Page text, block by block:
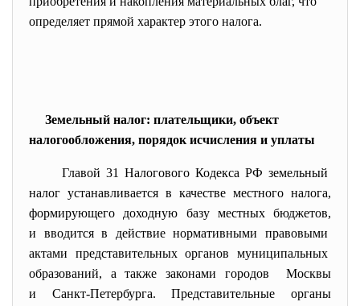
определяет прямой характер этого налога.
Земельный налог: плательщики, объект
налогообложения, порядок исчисления и уплаты
Главой 31 Налогового Кодекса РФ земельный
налог устанавливается в качестве местного налога,
формирующего доходную базу местных бюджетов,
и вводится в действие нормативными правовыми
актами представительных органов муниципальных
образований, а также законами городов Москвы
и Санкт-Петербурга. Представительные органы